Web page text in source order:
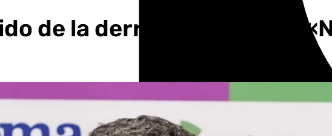
de la derrota en Girona: